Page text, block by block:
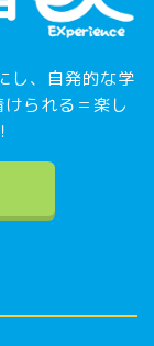
し、自発的な学
られる＝楽し